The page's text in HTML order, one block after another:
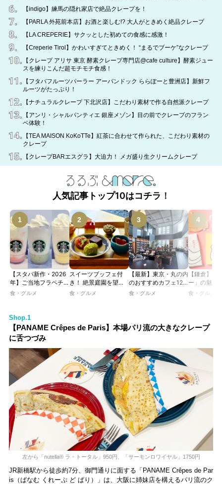
【indigo】練馬の隠れ家店で絶品クレープを！
【PARLA 外苑前本店】お酒と楽しむ!? 大人がときめく絶品クレープ
【LA CREPERIE】サクッとした初めての食感に感激！
【Creperie Tirol】かわいすぎてときめく！ “まるでブーケ”なクレープ
【クレープ アリサ 東京 酵素クレープ専門店@cafe culture】酵素ジュー
スを練りこんだ超モチモチ食感！
【フタバフルーツパーラー アーバンドック ららぽーと豊洲店】新鮮フ
ルーツがたっぷり！
【ナチュラルクレープ 下北沢店】こだわり素材で作る自然派クレープ
【アンリ・シャルパンティエ 銀座メゾン】目の前でクレープのフラン
ベ体験！
【TEA MAISON KoKoTTe】紅茶に合わせて作られた、こだわり素材の
クレープ
【クレープBARエスグラ】大迫力！ メガ盛り生クリームクレープ
人気記事トップ10はコチラ！
【スタバ新作・2026
年】ご当地フラペチー
ノが新登場！ 地域と
JIMOTO
PROGRAM」が青
森・群馬・沖縄で始
動。6種類を飲んで実
食レポート
食・グルメ
スイーツブッフェ付
き！ 絶景庭園を望む
ホテルレストランで味
食・グルメ
【最新】東京・丸の内
のおすすめカフェ12
選｜ひとりでゆったり
ルラウンジまで！
食・グルメ
【鎌倉】「
ー」の魅力
説！ 定番商
食・グルメ
Shop.1
【PANAME Crêpes de Paris】本場パリ流の大きなクレープ
に舌つづみ
左から「nutella®︎ ラ・トータル」950円、「サーモンロワイヤル」1750円
JR新橋駅から徒歩約7分、御門通りに面する「PANAME Crêpes de Par
is（ぱなむ くれーぷ ど ぱり）」は、大阪に姉妹店を構えるパリ流のク